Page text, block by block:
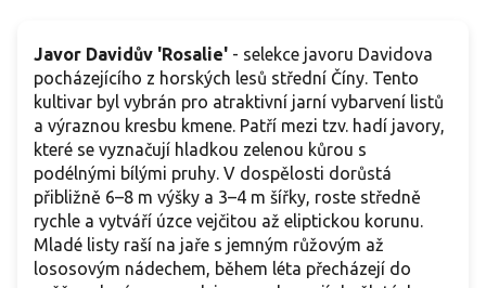
Javor Davidův 'Rosalie' - selekce javoru Davidova
pocházejícího z horských lesů střední Číny. Tento
kultivar byl vybrán pro atraktivní jarní vybarvení listů
a výraznou kresbu kmene. Patří mezi tzv. hadí javory,
které se vyznačují hladkou zelenou kůrou s
podélnými bílými pruhy. V dospělosti dorůstá
přibližně 6–8 m výšky a 3–4 m šířky, roste středně
rychle a vytváří úzce vejčitou až eliptickou korunu.
Mladé listy raší na jaře s jemným růžovým až
lososovým nádechem, během léta přecházejí do